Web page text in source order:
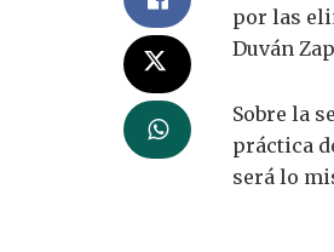
por las
Duván
Sobre la
práctica
será lo